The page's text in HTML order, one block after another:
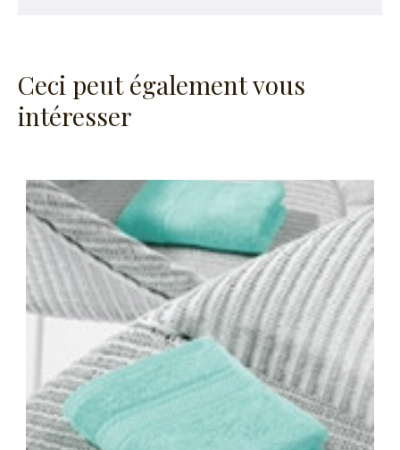
Ceci peut également vous
intéresser